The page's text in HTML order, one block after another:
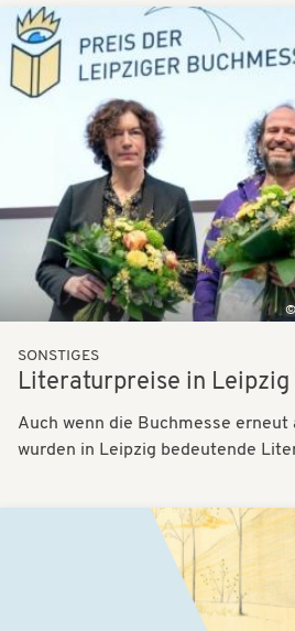
Bilder
SONSTIGES
Literaturpreise in Leipzig
Auch wenn die Buchmesse erneut
wurden in Leipzig bedeutende